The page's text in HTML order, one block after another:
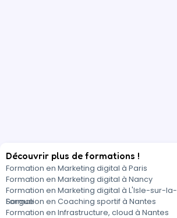
Découvrir plus de formations !
Formation en Marketing digital à Paris
Formation en Marketing digital à Nancy
Formation en Marketing digital à L'Isle-sur-la-
Sorgue
Formation en Coaching sportif à Nantes
Formation en Infrastructure, cloud à Nantes